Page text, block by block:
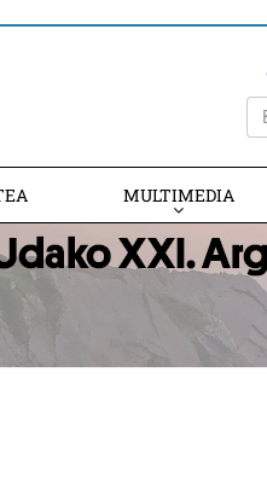
MULTIMEDIA